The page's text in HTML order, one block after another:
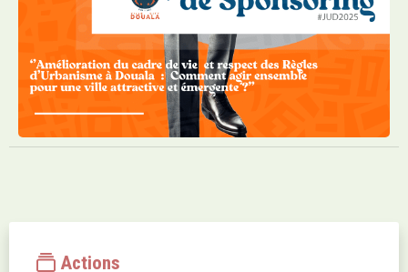
Actions